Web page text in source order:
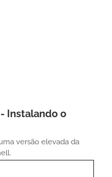
Instalando o
versão elevada da